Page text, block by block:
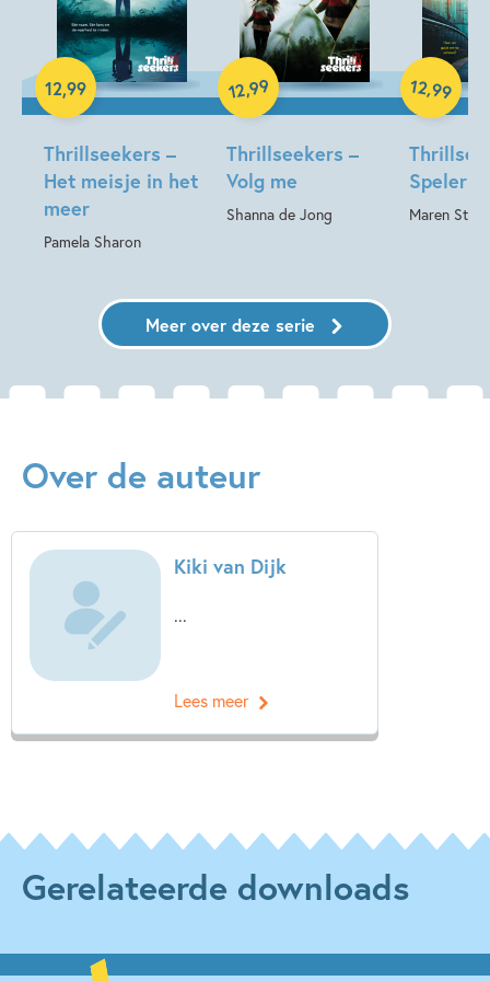
Thrillseekers –
Het meisje in het
meer
Pamela Sharon
12,99
Hardcover
Thrillseekers –
Volg me
Shanna de Jong
12,99
Hardcover
Speler
Maren
12,99
Hardcover
Meer over deze serie
Over de auteur
Kiki van Dijk
...
Lees meer
Gerelateerde downloads